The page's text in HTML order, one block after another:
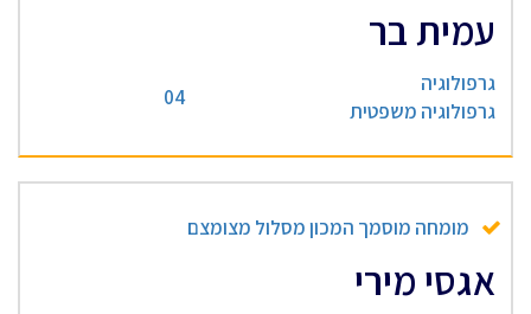
עמית בר
גרפולוגיה
גרפולוגיה משפטית
04
מומחה מוסמך המכון מסלול מצומצם
אגסי מירי